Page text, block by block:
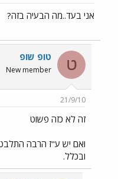
אני בעד..מה הבעיה בזה?
ט טופ שופ
New member
21/9/10
זה לא כזה פשוט
ואם יש ע"ז הרבה
ובכלל.